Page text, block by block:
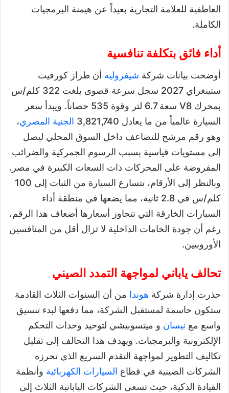
العاطفية للعلامة التجارية بعيداً عن هيمنة البرمجيات
الكاملة.
أداء فائق بتكلفة تنافسية
أوضحت بيانات شركة شيفروليه أن طراز كورفيت
ستينغراي 2027 سجل سرعة قصوى بلغت 322 كلم/س
بمحرك V8 سعة 6.7 لتر وقوة 535 حصاناً. ويبدأ سعر
السيارة عالمياً من ما يعادل 3,821,740
الجنية المصري،
وهو رقم مرشح للتضاعف داخل السوق المحلي ليصل
إلى مستويات قياسية بسبب الرسوم الجمركية والضرائب
المفروضة على المحركات ذات السعات الكبيرة في مصر.
وبالنظر إلى الأرقام، تتسارع السيارة من الثبات إلى 100
كلم/س في 2.8 ثانية، مما يضعها في منطقة أداء
السيارات الخارقة التي تتجاوز أسعارها أضعاف هذا الرقم،
رغم أن جودة الخامات الداخلية لا تزال أقل من المنافسين
الأوروبيين.
تحالف ياباني لمواجهة التمدد الصيني
حذرت إدارة شركة هوندا من أن السنوات الثلاث القادمة
ستكون حاسمة لمستقبل الشركة، مما دفعها لبدء تنسيق
واسع مع نيسان و ميتسوبيشي لتوحيد وحدات التحكم
الإلكترونية والبرمجيات. ويهدف هذا التحالف إلى تقليل
تكاليف التطوير لمواجهة التقدم السريع الذي تحرزه
الشركات الصينية في قطاع السيارات الكهربائية وأنظمة
القيادة الذكية، حيث تسعى الشركات اليابانية الثلاث إلى